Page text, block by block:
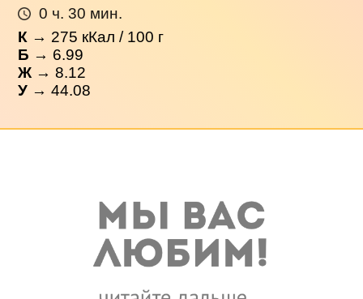
0 ч. 30 мин.
К → 275 кКал / 100 г
Б → 6.99
Ж → 8.12
У → 44.08